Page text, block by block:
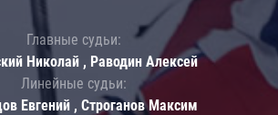
Главные судьи:
Николай , Раводин Алексей
Линейные судьи:
Евгений , Строганов Максим